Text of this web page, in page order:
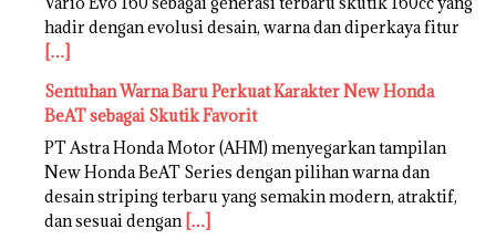
hadir dengan evolusi desain, warna dan diperkaya fitur
[…]
Sentuhan Warna Baru Perkuat Karakter New Honda
BeAT sebagai Skutik Favorit
PT Astra Honda Motor (AHM) menyegarkan tampilan
New Honda BeAT Series dengan pilihan warna dan
desain striping terbaru yang semakin modern, atraktif,
dan sesuai dengan […]